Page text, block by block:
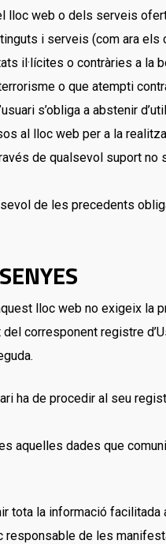
lloc web o dels serveis
i serveis (com ara
il·lícites o contràries a la
o que atempti
s’obliga a abstenir
al lloc web per a la
de qualsevol suport
de les precedents
lloc web no exigeix
corresponent registre
ha de procedir al seu
aquelles dades que
tota la informació
responsable de les